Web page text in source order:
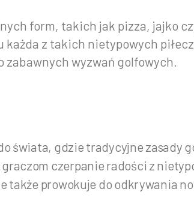
form, takich jak pizza, jajko
z takich nietypowych
wyzwań golfowych.
świata, gdzie tradycyjne zasady
czerpanie radości z
także prowokuje do odkrywania